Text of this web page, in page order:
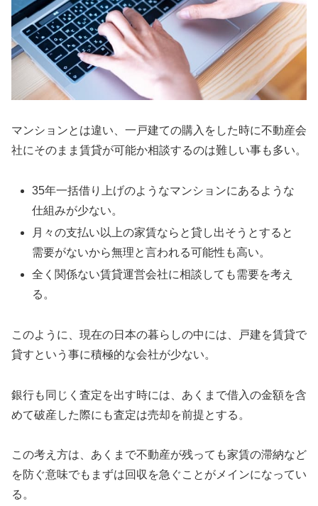
マンションとは違い、一戸建ての購入をした時に不動産会
社にそのまま賃貸が可能か相談するのは難しい事も多い。
35年一括借り上げのようなマンションにあるような
仕組みが少ない。
月々の支払い以上の家賃ならと貸し出そうとすると
需要がないから無理と言われる可能性も高い。
全く関係ない賃貸運営会社に相談しても需要を考え
る。
このように、現在の日本の暮らしの中には、戸建を賃貸で
貸すという事に積極的な会社が少ない。
銀行も同じく査定を出す時には、あくまで借入の金額を含
めて破産した際にも査定は売却を前提とする。
この考え方は、あくまで不動産が残っても家賃の滞納など
を防ぐ意味でもまずは回収を急ぐことがメインになってい
る。